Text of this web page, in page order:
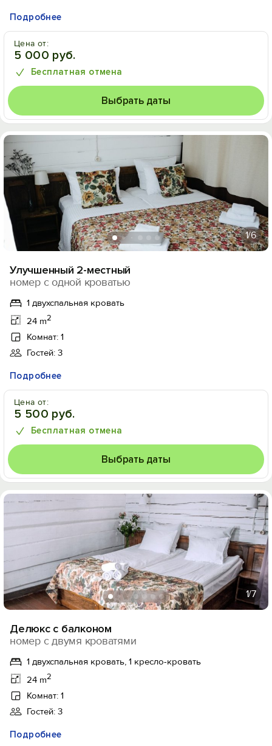
Подробнее
Цена от:
5 000 руб.
Бесплатная отмена
Выбрать даты
1/6
Улучшенный 2-местный
номер с одной кроватью
1 двухспальная кровать
24 m2
Комнат: 1
Гостей: 3
Подробнее
Цена от:
5 500 руб.
Бесплатная отмена
Выбрать даты
1/7
Делюкс с балконом
номер с двумя кроватями
1 двухспальная кровать, 1 кресло-кровать
24 m2
Комнат: 1
Гостей: 3
Подробнее